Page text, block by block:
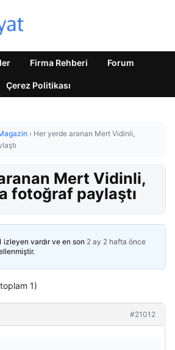
Firma Rehberi Forum
Çerez Politikası
› Her yerde aranan Mert Vidinli,
Mert Vidinli,
fotoğraf paylaştı
izleyen vardır ve en son 2 ay 2 hafta önce
1)
#21012